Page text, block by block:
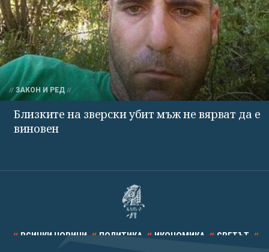
ЗАКОН И РЕД
Близките на зверски убит мъж не вярват да е
виновен
ВСИЧКИ НОВИНИ ПОЛИТИКА ИКОНОМИКА СВЕТЪТ